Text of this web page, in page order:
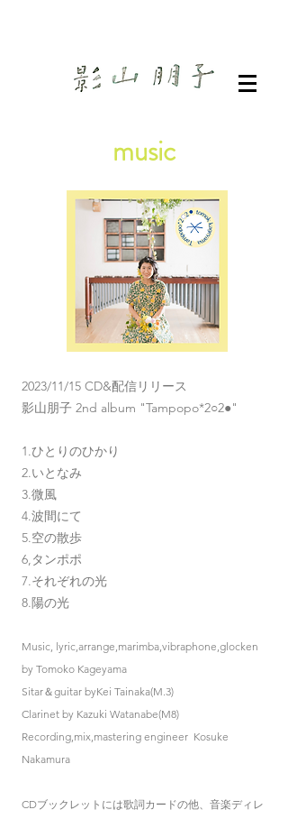
music
2023/11/15 CD&配信リリース
影山朋子 2nd album "Tampopo*2○2●"
1.ひとりのひかり
2.いと なみ
3.微風
4.波間にて
5.空の散歩
6,タンポポ
7.それぞれの光
8.陽の光
Music, lyric,arrange,marimba,vibraphone,glocken
by Tomoko Kageyama
Sitar＆guitar byKei Tainaka(M.3)
Clarinet by Kazuki Watanabe(M8)
Recording,mix,mastering engineer Kosuke
Nakamura
​CDブックレットには歌詞カードの他、音楽ディレ